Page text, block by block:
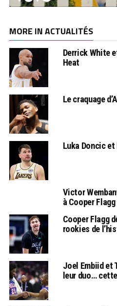
MORE IN ACTUALITÉS
Derrick White
Heat
Le craquage
Luka Doncic
Victor
à Cooper Flagg
Cooper Flagg
rookies de
Joel Embiid et
leur duo…